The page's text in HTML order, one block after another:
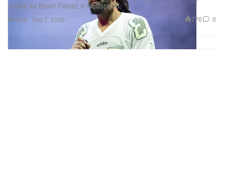
Musica
novità da Brent Faiyaz e Nettspend.
Feb 7, 2026 776 0